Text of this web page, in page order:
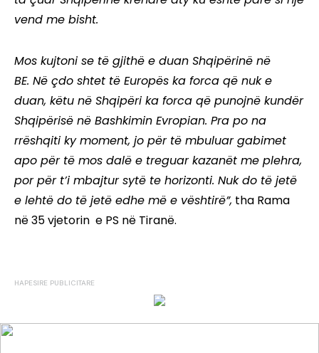
vend me bisht.
Mos kujtoni se të gjithë e duan Shqipërinë në
BE. Në çdo shtet të Europës ka forca që nuk e
duan, këtu në Shqipëri ka forca që punojnë kundër
Shqipërisë në Bashkimin Evropian. Pra po na
rrëshqiti ky moment, jo për të mbuluar gabimet
apo për të mos dalë e treguar kazanët me plehra,
por për t’i mbajtur sytë te horizonti. Nuk do të jetë
e lehtë do të jetë edhe më e vështirë”, tha Rama
në 35 vjetorin e PS në Tiranë.